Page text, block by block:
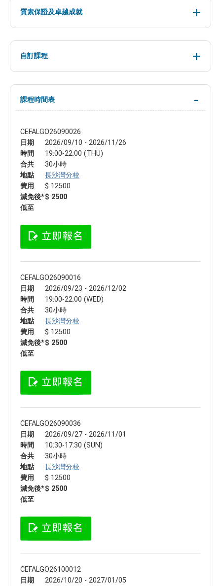
質素保證及卓越成就
自訂課程
課程時間表
CEFALGO26090026
日期
2026/09/10 - 2026/11/26
時間
19:00-22:00 (THU)
合共
30小時
地點
長沙灣分校
費用
$ 12500
減免後*
低至
$ 2500
CEFALGO26090016
日期
2026/09/23 - 2026/12/02
時間
19:00-22:00 (WED)
合共
30小時
地點
長沙灣分校
費用
$ 12500
減免後*
低至
$ 2500
CEFALGO26090036
日期
2026/09/27 - 2026/11/01
時間
10:30-17:30 (SUN)
合共
30小時
地點
長沙灣分校
費用
$ 12500
減免後*
低至
$ 2500
CEFALGO26100012
日期
2026/10/20 - 2027/01/05